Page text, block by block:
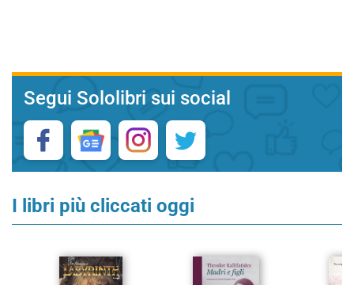
Segui Sololibri sui social
I libri più cliccati oggi